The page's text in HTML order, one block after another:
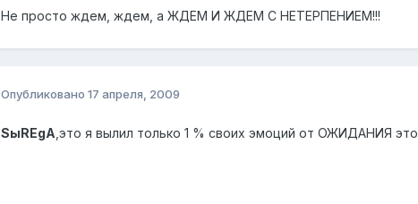
Не просто ждем, ждем, а ЖДЕМ И ЖДЕМ С НЕТЕРПЕНИЕМ!!!
Опубликовано 17 апреля, 2009
SыREgA ,это я вылил только 1 % своих эмоций от ОЖИДАНИЯ